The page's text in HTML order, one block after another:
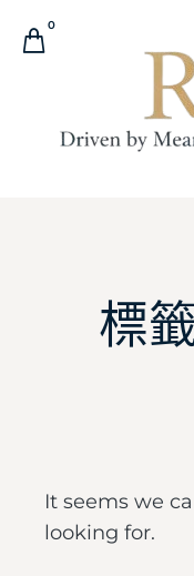
0
標
It seems we
looking for.